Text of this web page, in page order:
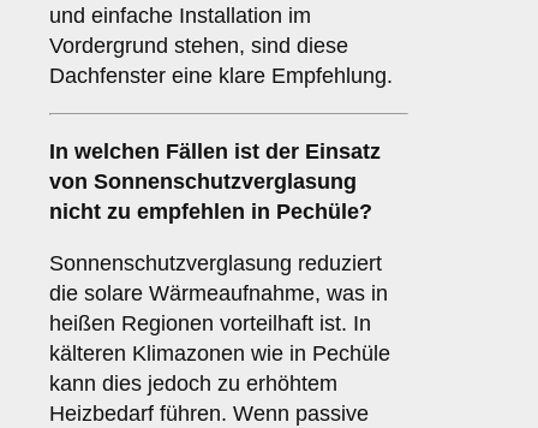
und einfache Installation im
Vordergrund stehen, sind diese
Dachfenster eine klare Empfehlung.
In welchen Fällen ist der Einsatz
von Sonnenschutzverglasung
nicht zu empfehlen in Pechüle?
Sonnenschutzverglasung reduziert
die solare Wärmeaufnahme, was in
heißen Regionen vorteilhaft ist. In
kälteren Klimazonen wie in Pechüle
kann dies jedoch zu erhöhtem
Heizbedarf führen. Wenn passive